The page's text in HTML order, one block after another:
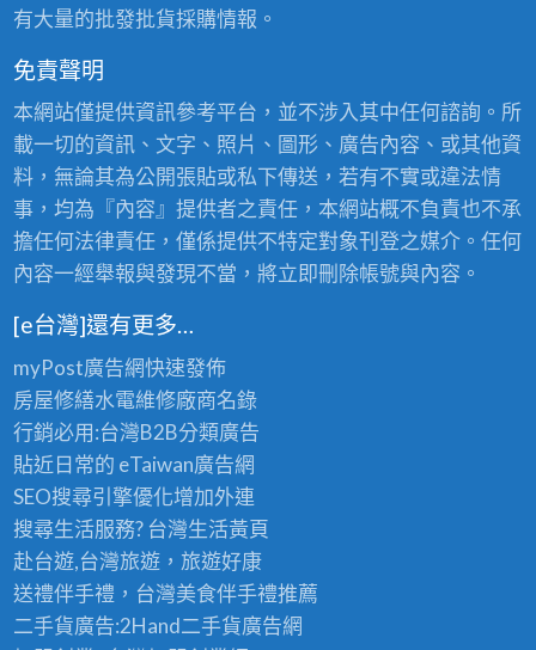
有大量的批發批貨採購情報。
免責聲明
本網站僅提供資訊參考平台，並不涉入其中任何諮詢。所
載一切的資訊、文字、照片、圖形、廣告內容、或其他資
料，無論其為公開張貼或私下傳送，若有不實或違法情
事，均為『內容』提供者之責任，本網站概不負責也不承
擔任何法律責任，僅係提供不特定對象刊登之媒介。任何
內容一經舉報與發現不當，將立即刪除帳號與內容。
[e台灣]還有更多…
myPost廣告網快速發佈
房屋修繕水電維修廠商名錄
行銷必用:台灣B2B分類廣告
貼近日常的 eTaiwan廣告網
SEO搜尋引擎優化增加外連
搜尋生活服務? 台灣生活黃頁
赴台遊,台灣旅遊，旅遊好康
送禮伴手禮，台灣美食伴手禮推薦
二手貨廣告:2Hand二手貨廣告網